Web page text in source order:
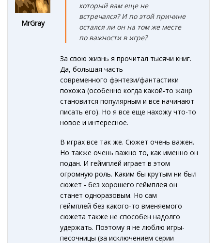
MrGray
который вам еще не
встречался? И по этой причине
остался ли он на том же месте
по важности в игре?
За свою жизнь я прочитал тысячи книг.
Да, большая часть
современного фэнтези/фантастики
похожа (особенно когда какой-то жанр
становится популярным и все начинают
писать его). Но я все еще нахожу что-то
новое и интересное.
В играх все так же. Сюжет очень важен.
Но также очень важно то, как именно он
подан. И геймплей играет в этом
огромную роль. Каким бы крутым ни был
сюжет - без хорошего геймплея он
станет одноразовым. Но сам
геймплей без какого-то вменяемого
сюжета также не способен надолго
удержать. Поэтому я не люблю игры-
песочницы (за исключением серии